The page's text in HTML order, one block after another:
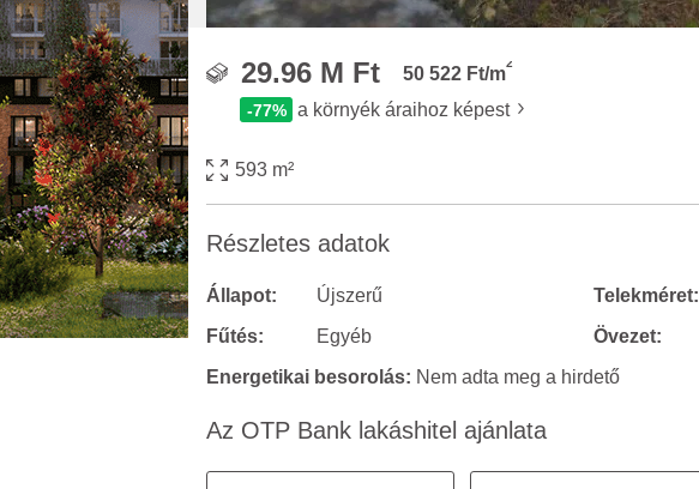
29.96 M Ft 50 522 Ft/m
2
-77% a környék áraihoz képest
593 m²
Részletes adatok
Állapot: Újszerű Telekméret:
Fűtés: Egyéb Övezet:
Energetikai besorolás: Nem adta meg a hirdető
Az OTP Bank lakáshitel ajánlata